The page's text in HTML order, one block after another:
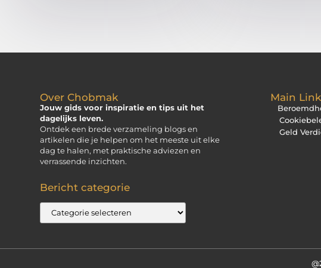
Over Chobmak
Jouw gids voor inspiratie en tips uit het
dagelijks leven.
Ontdek een brede verzameling blogs en
artikelen die je helpen om het meeste uit elke
dag te halen, met praktische adviezen en
verrassende inzichten.
Bericht categorie
Main
Geld